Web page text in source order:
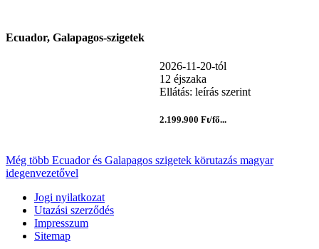
Ecuador, Galapagos-szigetek
2026-11-20-tól
12 éjszaka
Ellátás: leírás szerint
2.199.900 Ft/fő...
Még több Ecuador és Galapagos szigetek körutazás magyar
idegenvezetővel
Jogi nyilatkozat
Utazási szerződés
Impresszum
Sitemap